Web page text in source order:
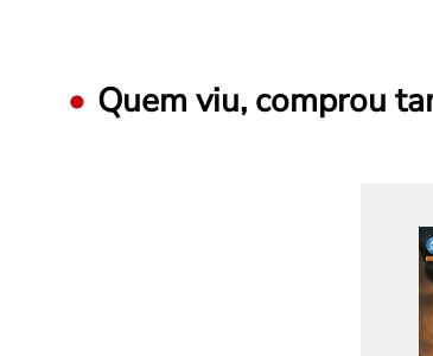
Quem viu, comprou